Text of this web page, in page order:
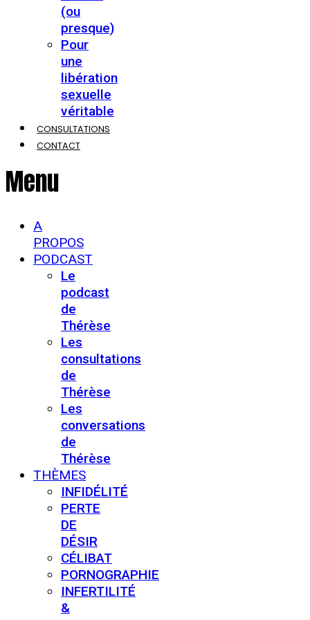
(ou
presque)
Pour
une
libération
sexuelle
véritable
CONSULTATIONS
CONTACT
Menu
A
PROPOS
PODCAST
Le
podcast
de
Thérèse
Les
consultations
de
Thérèse
Les
conversations
de
Thérèse
THÈMES
INFIDÉLITÉ
PERTE
DE
DÉSIR
CÉLIBAT
PORNOGRAPHIE
INFERTILITÉ
&